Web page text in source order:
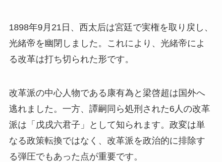
1898年9月21日、西太后は宮廷で実権を取り戻し、
光緒帝を幽閉しました。これにより、光緒帝によ
る改革は打ち切られた形です。
改革派の中心人物である康有為と梁啓超は国外へ
逃れました。一方、譚嗣同ら処刑された6人の改革
派は「戊戌六君子」として知られます。政変は単
なる政策転換ではなく、改革派を政治的に排除す
る弾圧でもあった点が重要です。